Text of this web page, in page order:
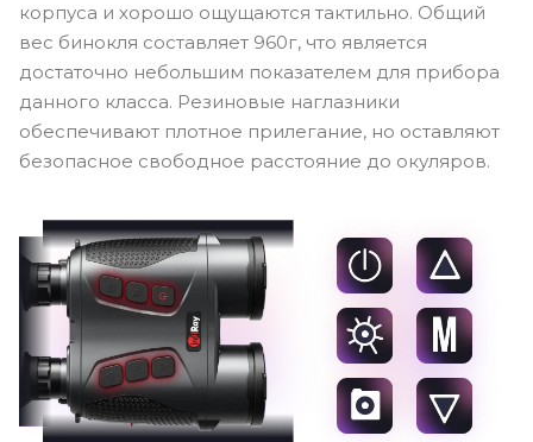
корпуса и хорошо ощущаются тактильно. Общий
вес бинокля составляет 960г, что является
достаточно небольшим показателем для прибора
данного класса. Резиновые наглазники
обеспечивают плотное прилегание, но оставляют
безопасное свободное расстояние до окуляров.